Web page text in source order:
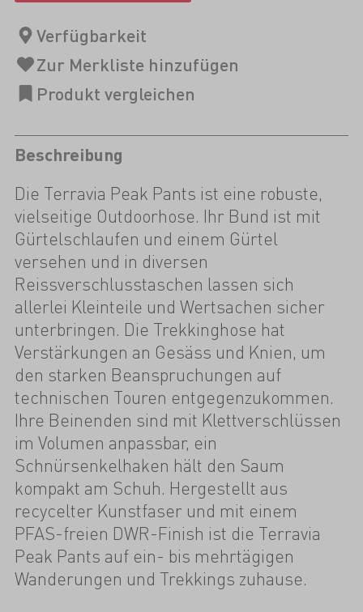
Beschreibung
Die Terravia Peak Pants ist eine robuste,
vielseitige Outdoorhose. Ihr Bund ist mit
Gürtelschlaufen und einem Gürtel
versehen und in diversen
Reissverschlusstaschen lassen sich
allerlei Kleinteile und Wertsachen sicher
unterbringen. Die Trekkinghose hat
Verstärkungen an Gesäss und Knien, um
den starken Beanspruchungen auf
technischen Touren entgegenzukommen.
Ihre Beinenden sind mit Klettverschlüssen
im Volumen anpassbar, ein
Schnürsenkelhaken hält den Saum
kompakt am Schuh. Hergestellt aus
recycelter Kunstfaser und mit einem
PFAS-freien DWR-Finish ist die Terravia
Peak Pants auf ein- bis mehrtägigen
Wanderungen und Trekkings zuhause.